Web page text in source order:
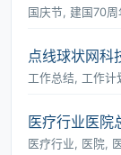
国庆节, 建国70周
点线球状网科
工作总结, 工作计
医疗行业医院
医疗行业, 医院,